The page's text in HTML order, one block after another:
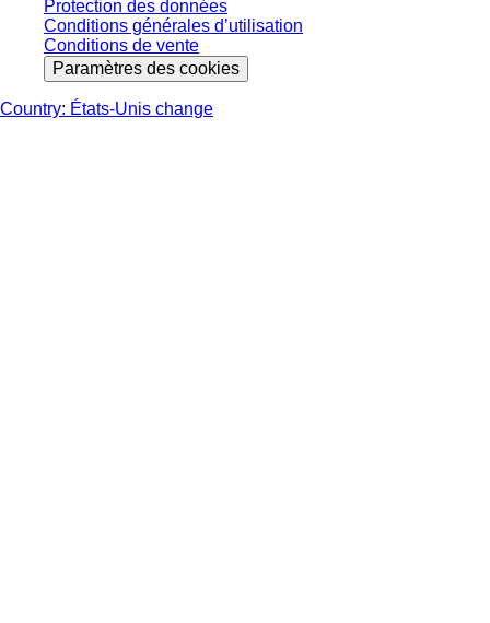
Protection des données
Conditions générales d’utilisation
Conditions de vente
Paramètres des cookies
Country: États-Unis change